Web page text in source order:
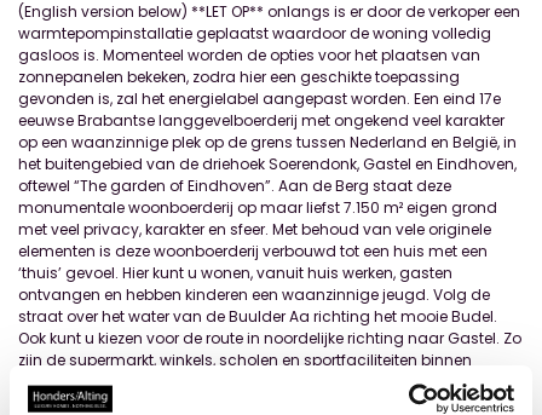
(English version below) **LET OP** onlangs is er door de verkoper een
warmtepompinstallatie geplaatst waardoor de woning volledig
gasloos is. Momenteel worden de opties voor het plaatsen van
zonnepanelen bekeken, zodra hier een geschikte toepassing
gevonden is, zal het energielabel aangepast worden. Een eind 17e
eeuwse Brabantse langgevelboerderij met ongekend veel karakter
op een waanzinnige plek op de grens tussen Nederland en België, in
het buitengebied van de driehoek Soerendonk, Gastel en Eindhoven,
oftewel “The garden of Eindhoven”. Aan de Berg staat deze
monumentale woonboerderij op maar liefst 7.150 m² eigen grond
met veel privacy, karakter en sfeer. Met behoud van vele originele
elementen is deze woonboerderij verbouwd tot een huis met een
‘thuis’ gevoel. Hier kunt u wonen, vanuit huis werken, gasten
ontvangen en hebben kinderen een waanzinnige jeugd. Volg de
straat over het water van de Buulder Aa richting het mooie Budel.
Ook kunt u kiezen voor de route in noordelijke richting naar Gastel. Zo
zijn de supermarkt, winkels, scholen en sportfaciliteiten binnen
handbereik. Het is circa 10 minuten rijden naar de oprit van de A2
richting Eindhoven en Maastricht en Kempen Airport. De stal van tops